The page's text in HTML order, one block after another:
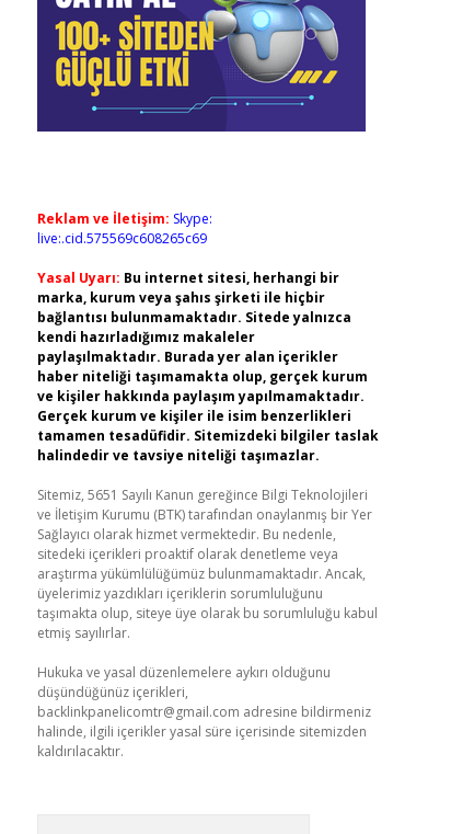
Reklam ve İletişim: Skype:
live:.cid.575569c608265c69
Yasal Uyarı: Bu internet sitesi, herhangi bir
marka, kurum veya şahıs şirketi ile hiçbir
bağlantısı bulunmamaktadır. Sitede yalnızca
kendi hazırladığımız makaleler
paylaşılmaktadır. Burada yer alan içerikler
haber niteliği taşımamakta olup, gerçek kurum
ve kişiler hakkında paylaşım yapılmamaktadır.
Gerçek kurum ve kişiler ile isim benzerlikleri
tamamen tesadüfidir. Sitemizdeki bilgiler taslak
halindedir ve tavsiye niteliği taşımazlar.
Sitemiz, 5651 Sayılı Kanun gereğince Bilgi Teknolojileri
ve İletişim Kurumu (BTK) tarafından onaylanmış bir Yer
Sağlayıcı olarak hizmet vermektedir. Bu nedenle,
sitedeki içerikleri proaktif olarak denetleme veya
araştırma yükümlülüğümüz bulunmamaktadır. Ancak,
üyelerimiz yazdıkları içeriklerin sorumluluğunu
taşımakta olup, siteye üye olarak bu sorumluluğu kabul
etmiş sayılırlar.
Hukuka ve yasal düzenlemelere aykırı olduğunu
düşündüğünüz içerikleri,
backlinkpanelicomtr@gmail.com adresine bildirmeniz
halinde, ilgili içerikler yasal süre içerisinde sitemizden
kaldırılacaktır.